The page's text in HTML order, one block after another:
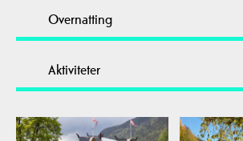
Overnatting
Aktiviteter